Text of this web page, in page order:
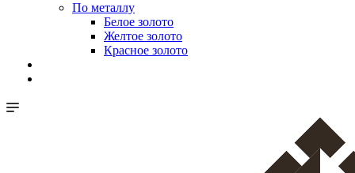
По металлу
Белое золото
Желтое золото
Красное золото